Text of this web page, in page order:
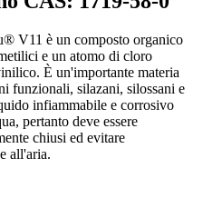
V11 è un composto organico
e un atomo di cloro
È un'importante materia
funzionali, silazani, silossani e
infiammabile e corrosivo
pertanto deve essere
chiusi ed evitare
all'aria.